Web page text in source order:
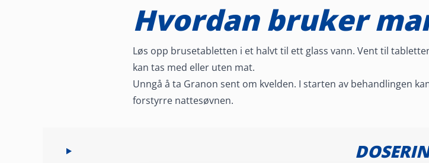
Hvordan bruker
Løs opp brusetabletten i et halvt til ett glass vann. Vent til
kan tas med eller uten mat.
Unngå å ta Granon sent om kvelden. I starten av behandlingen
forstyrre nattesøvnen.